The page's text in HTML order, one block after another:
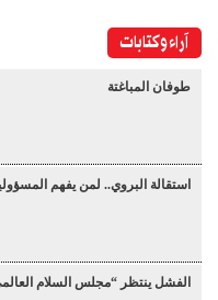
آراء وكتابات
طوفان المباغتة
استقالة البروي.. لمن يفهم
الفشل ينتظر “مجلس السلام